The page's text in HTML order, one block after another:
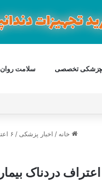
پزشکی تخصصی سلامت روان
خانه / اخبار پزشکی / ۶ اعتراف دردناک بیماران مصرف کننده قرص های چاقی